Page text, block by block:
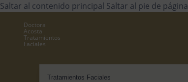
Saltar al contenido principal Saltar al pie de página
Doctora
Acosta
Tratamientos
Faciales
Tratamientos Faciales